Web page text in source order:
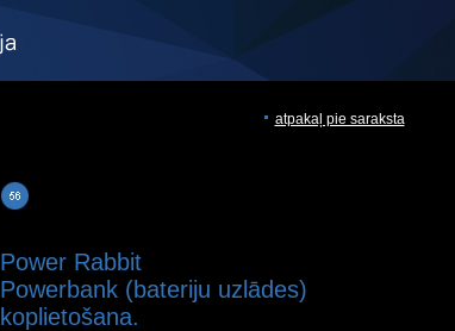
atpakaļ pie saraksta
Power Rabbit
Powerbank (bateriju uzlādes)
koplietošana.